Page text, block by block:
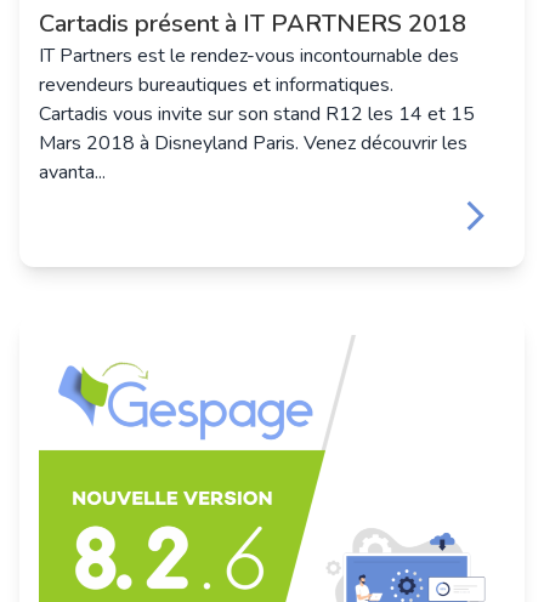
Cartadis présent à IT PARTNERS 2018
IT Partners est le rendez-vous incontournable des
revendeurs bureautiques et informatiques.
Cartadis vous invite sur son stand R12 les 14 et 15
Mars 2018 à Disneyland Paris. Venez découvrir les
avanta...
keyboard_arrow_right